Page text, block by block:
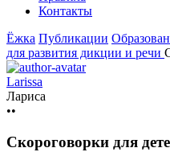
Контакты
Ёжка Публикации
для развития дикции и речи
Larissa
Лариса
••
Скороговорки для